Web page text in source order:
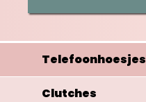
Telefoonhoesjes
Clutches